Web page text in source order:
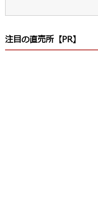
注目の直売所【PR】